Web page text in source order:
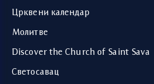
Црквени календар
Молитве
Discover the Church of Saint Sava
Светосавац